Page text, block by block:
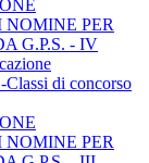
PER
G.P.S. - IV
di concorso
PER